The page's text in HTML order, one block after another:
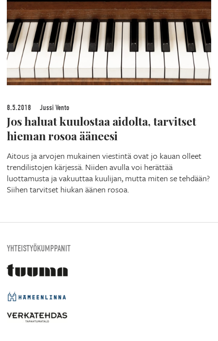
8.5.2018 Jussi Vento
Jos haluat kuulostaa aidolta, tarvitset
hieman rosoa ääneesi
Aitous ja arvojen mukainen viestintä ovat jo kauan olleet
trendilistojen kärjessä. Niiden avulla voi herättää
luottamusta ja vakuuttaa kuulijan, mutta miten se tehdään?
Siihen tarvitset hiukan äänen rosoa.
YHTEISTYÖKUMPPANIT